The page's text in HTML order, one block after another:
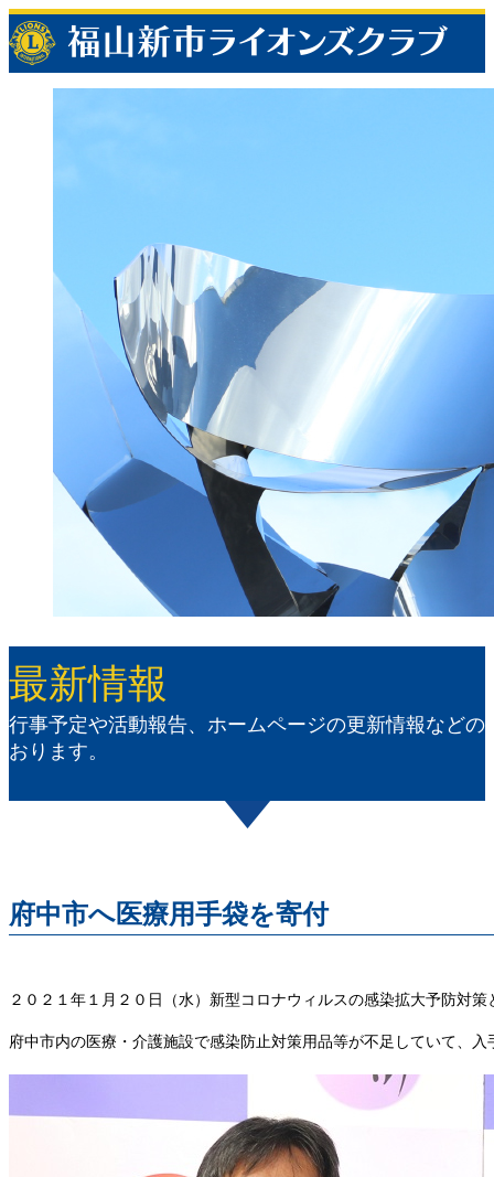
最新情報
行事予定や活動報告、ホームページの更新情報などの
おります。
府中市へ医療用手袋を寄付
２０２１年１月２０日（水）新型コロナウィルスの感染拡大予防対
府中市内の医療・介護施設で感染防止対策用品等が不足していて、